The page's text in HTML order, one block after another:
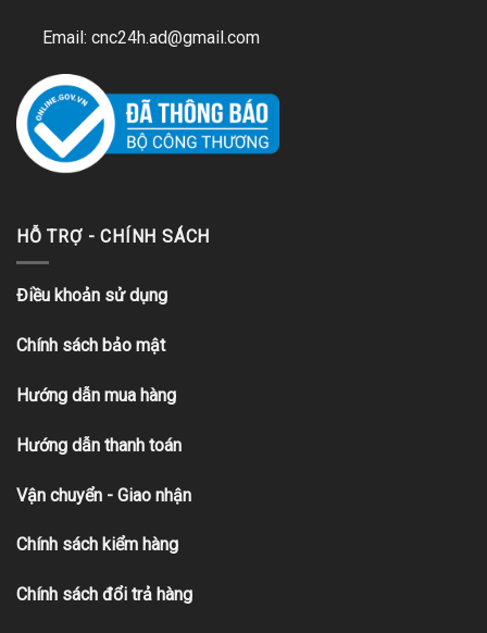
Email: cnc24h.ad@gmail.com
HỖ TRỢ - CHÍNH SÁCH
Điều khoản sử dụng
Chính sách bảo mật
Hướng dẫn mua hàng
Hướng dẫn thanh toán
Vận chuyển - Giao nhận
Chính sách kiểm hàng
Chính sách đổi trả hàng